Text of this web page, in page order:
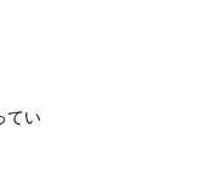
てい